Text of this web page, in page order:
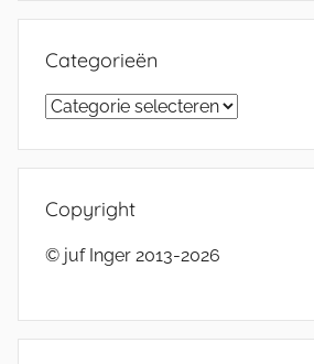
Categorieën
Categorieën
Copyright
© juf Inger 2013-2026